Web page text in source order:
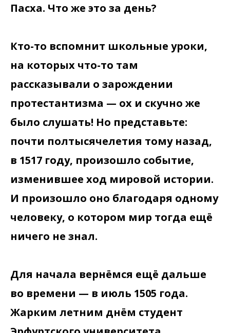
Пасха. Что же это за день?
Кто-то вспомнит школьные уроки,
на которых что-то там
рассказывали о зарождении
протестантизма — ох и скучно же
было слушать! Но представьте:
почти полтысячелетия тому назад,
в 1517 году, произошло событие,
изменившее ход мировой истории.
И произошло оно благодаря одному
человеку, о котором мир тогда ещё
ничего не знал.
Для начала вернёмся ещё дальше
во времени — в июль 1505 года.
Жарким летним днём студент